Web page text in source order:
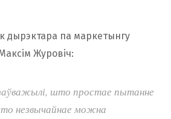
дырэктара па маркетынгу
Журовіч:
што простае пытанне
незвычайнае можна